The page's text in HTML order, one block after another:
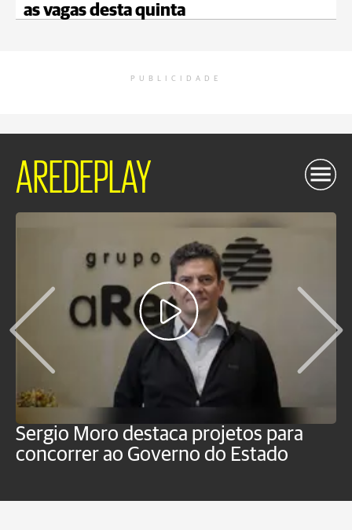
as vagas desta quinta
PUBLICIDADE
AREDEPLAY
Sergio Moro destaca projetos para
concorrer ao Governo do Estado